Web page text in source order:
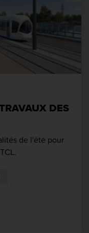
DES
de l'été pour